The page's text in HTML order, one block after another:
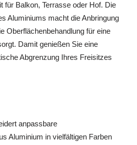
für Balkon, Terrasse oder Hof. Die
Aluminiums macht die Anbringung
Oberflächenbehandlung für eine
Damit genießen Sie eine
Abgrenzung Ihres Freisitzes
anpassbare
Aluminium in vielfältigen Farben